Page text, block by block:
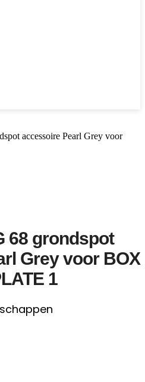
accessoire Pearl Grey voor
68 grondspot
Grey voor BOX
1